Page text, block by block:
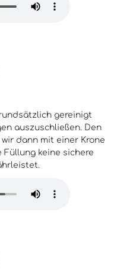
gereinigt
auszuschließen. Den
dann mit einer Krone
Füllung keine sichere